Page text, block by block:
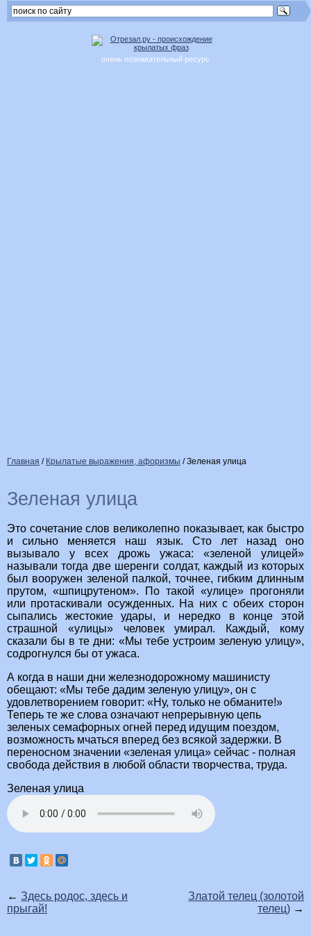
очень познавательный ресурс
Главная / Крылатые выражения, афоризмы /Зеленая улица
Зеленая улица
Это сочетание слов великолепно показывает, как быстро
и сильно меняется наш язык. Сто лет назад оно
вызывало у всех дрожь ужаса: «зеленой улицей»
называли тогда две шеренги солдат, каждый из которых
был вооружен зеленой палкой, точнее, гибким длинным
прутом, «шпицрутеном». По такой «улице» прогоняли
или протаскивали осужденных. На них с обеих сторон
сыпались жестокие удары, и нередко в конце этой
страшной «улицы» человек умирал. Каждый, кому
сказали бы в те дни: «Мы тебе устроим зеленую улицу»,
содрогнулся бы от ужаса.
А когда в наши дни железнодорожному машинисту
обещают: «Мы тебе дадим зеленую улицу», он с
удовлетворением говорит: «Ну, только не обманите!»
Теперь те же слова означают непрерывную цепь
зеленых семафорных огней перед идущим поездом,
возможность мчаться вперед без всякой задержки. В
переносном значении «зеленая улица» сейчас - полная
свобода действия в любой области творчества, труда.
Зеленая улица
← Здесь родос, здесь и
прыгай!
Златой телец (золотой
телец) →